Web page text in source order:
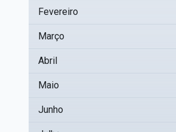
Fevereiro
Março
Abril
Maio
Junho